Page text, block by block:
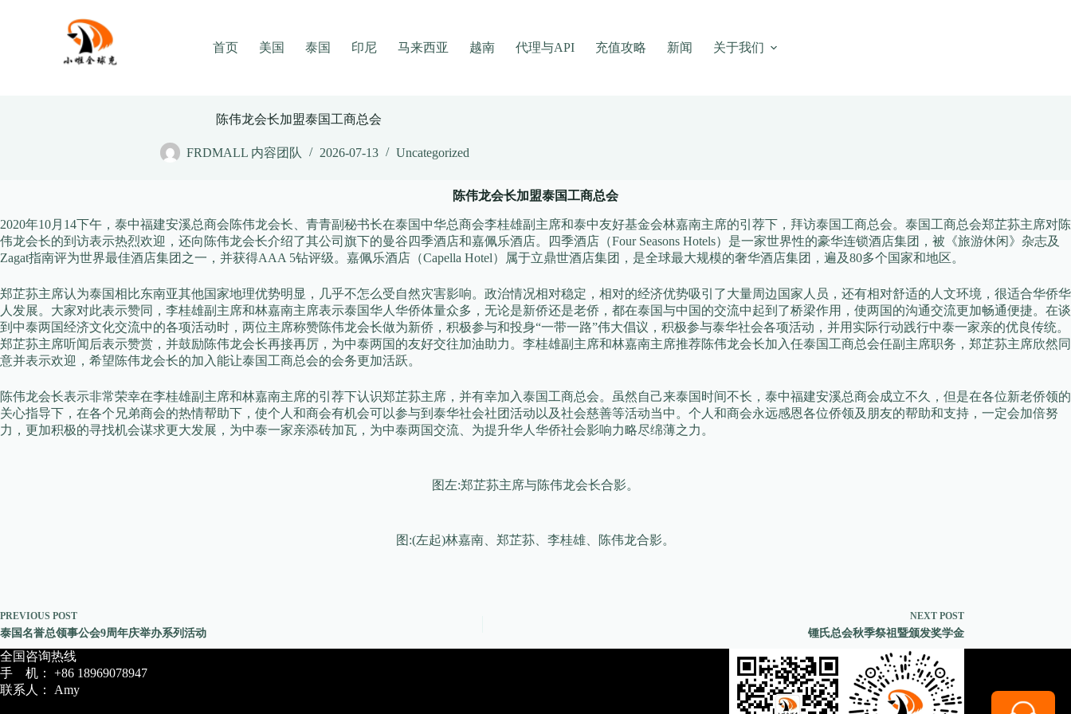
首页
美国 泰国 印尼 马来西亚 越南 代理与API 充值攻略 新闻 关于我们
陈伟龙会长加盟泰国工商总会
FRDMALL 内容团队 2026-07-13 Uncategorized
陈伟龙会长加盟泰国工商总会
2020年10月14下午，泰中福建安溪总商会陈伟龙会长、青青副秘书长在泰国中华总商会李桂雄副主席和泰中友好基金会林嘉南主席的引荐下，拜访泰国工商总会。泰国工商总会郑芷荪主席对陈
伟龙会长的到访表示热烈欢迎，还向陈伟龙会长介绍了其公司旗下的曼谷四季酒店和嘉佩乐酒店。四季酒店（Four Seasons Hotels）是一家世界性的豪华连锁酒店集团，被《旅游休闲》杂志及
Zagat指南评为世界最佳酒店集团之一，并获得AAA 5钻评级。嘉佩乐酒店（Capella Hotel）属于立鼎世酒店集团，是全球最大规模的奢华酒店集团，遍及80多个国家和地区。
郑芷荪主席认为泰国相比东南亚其他国家地理优势明显，几乎不怎么受自然灾害影响。政治情况相对稳定，相对的经济优势吸引了大量周边国家人员，还有相对舒适的人文环境，很适合华侨华
人发展。大家对此表示赞同，李桂雄副主席和林嘉南主席表示泰国华人华侨体量众多，无论是新侨还是老侨，都在泰国与中国的交流中起到了桥梁作用，使两国的沟通交流更加畅通便捷。在谈
到中泰两国经济文化交流中的各项活动时，两位主席称赞陈伟龙会长做为新侨，积极参与和投身“一带一路”伟大倡议，积极参与泰华社会各项活动，并用实际行动践行中泰一家亲的优良传统。
郑芷荪主席听闻后表示赞赏，并鼓励陈伟龙会长再接再厉，为中泰两国的友好交往加油助力。李桂雄副主席和林嘉南主席推荐陈伟龙会长加入任泰国工商总会任副主席职务，郑芷荪主席欣然同
意并表示欢迎，希望陈伟龙会长的加入能让泰国工商总会的会务更加活跃。
陈伟龙会长表示非常荣幸在李桂雄副主席和林嘉南主席的引荐下认识郑芷荪主席，并有幸加入泰国工商总会。虽然自己来泰国时间不长，泰中福建安溪总商会成立不久，但是在各位新老侨领的
关心指导下，在各个兄弟商会的热情帮助下，使个人和商会有机会可以参与到泰华社会社团活动以及社会慈善等活动当中。个人和商会永远感恩各位侨领及朋友的帮助和支持，一定会加倍努
力，更加积极的寻找机会谋求更大发展，为中泰一家亲添砖加瓦，为中泰两国交流、为提升华人华侨社会影响力略尽绵薄之力。
图左:郑芷荪主席与陈伟龙会长合影。
图:(左起)林嘉南、郑芷荪、李桂雄、陈伟龙合影。
PREVIOUS POST
泰国名誉总领事公会9周年庆举办系列活动
NEXT POST
锺氏总会秋季祭祖暨颁发奖学金
全国咨询热线
手 机： +86 18969078947
联系人： Amy